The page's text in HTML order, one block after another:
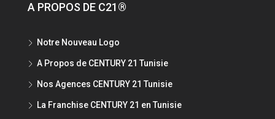
A PROPOS DE C21®
Notre Nouveau Logo
A Propos de CENTURY 21 Tunisie
Nos Agences CENTURY 21 Tunisie
La Franchise CENTURY 21 en Tunisie